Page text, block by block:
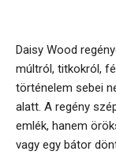
Daisy Wood
múltról, titkokról,
történelem sebei
alatt. A regény
emlék, hanem
vagy egy bátor